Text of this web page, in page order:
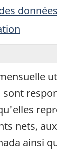
données
nets,
ainsi